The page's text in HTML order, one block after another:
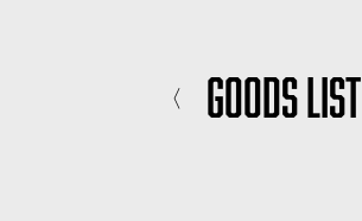
〈 GOODS LIST